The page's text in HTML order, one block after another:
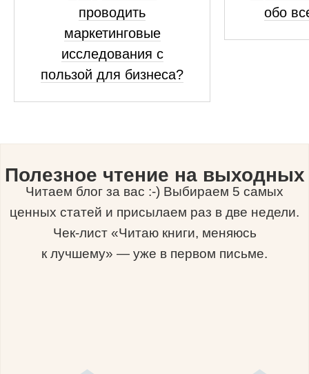
проводить
маркетинговые
исследования с
пользой для бизнеса?
обо
Полезное чтение на выходных
Читаем блог за вас :-) Выбираем 5 самых
ценных статей и присылаем раз в две недели.
Чек-лист «Читаю книги, меняюсь
к лучшему» — уже в первом письме.